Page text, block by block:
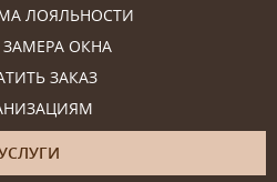
ЛОЯЛЬНОСТИ
ОКНА
ЗАКАЗ